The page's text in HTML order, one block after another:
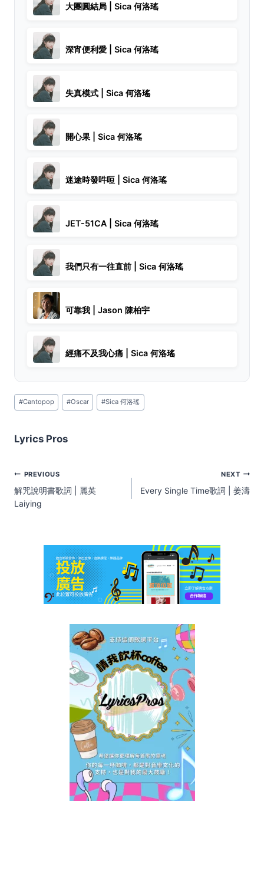
大團圓結局 | Sica 何洛瑤
深宵便利愛 | Sica 何洛瑤
失真模式 | Sica 何洛瑤
開心果 | Sica 何洛瑤
迷途時發吽哣 | Sica 何洛瑤
JET-51CA | Sica 何洛瑤
我們只有一往直前 | Sica 何洛瑤
可靠我 | Jason 陳柏宇
經痛不及我心痛 | Sica 何洛瑤
Post
Tags:
#Cantopop #Oscar #Sica 何洛瑤
Lyrics Pros
Post
navigation
PREVIOUS
解咒說明書歌詞 | 麗英
Laiying
NEXT
Every Single Time歌詞 | 姜濤